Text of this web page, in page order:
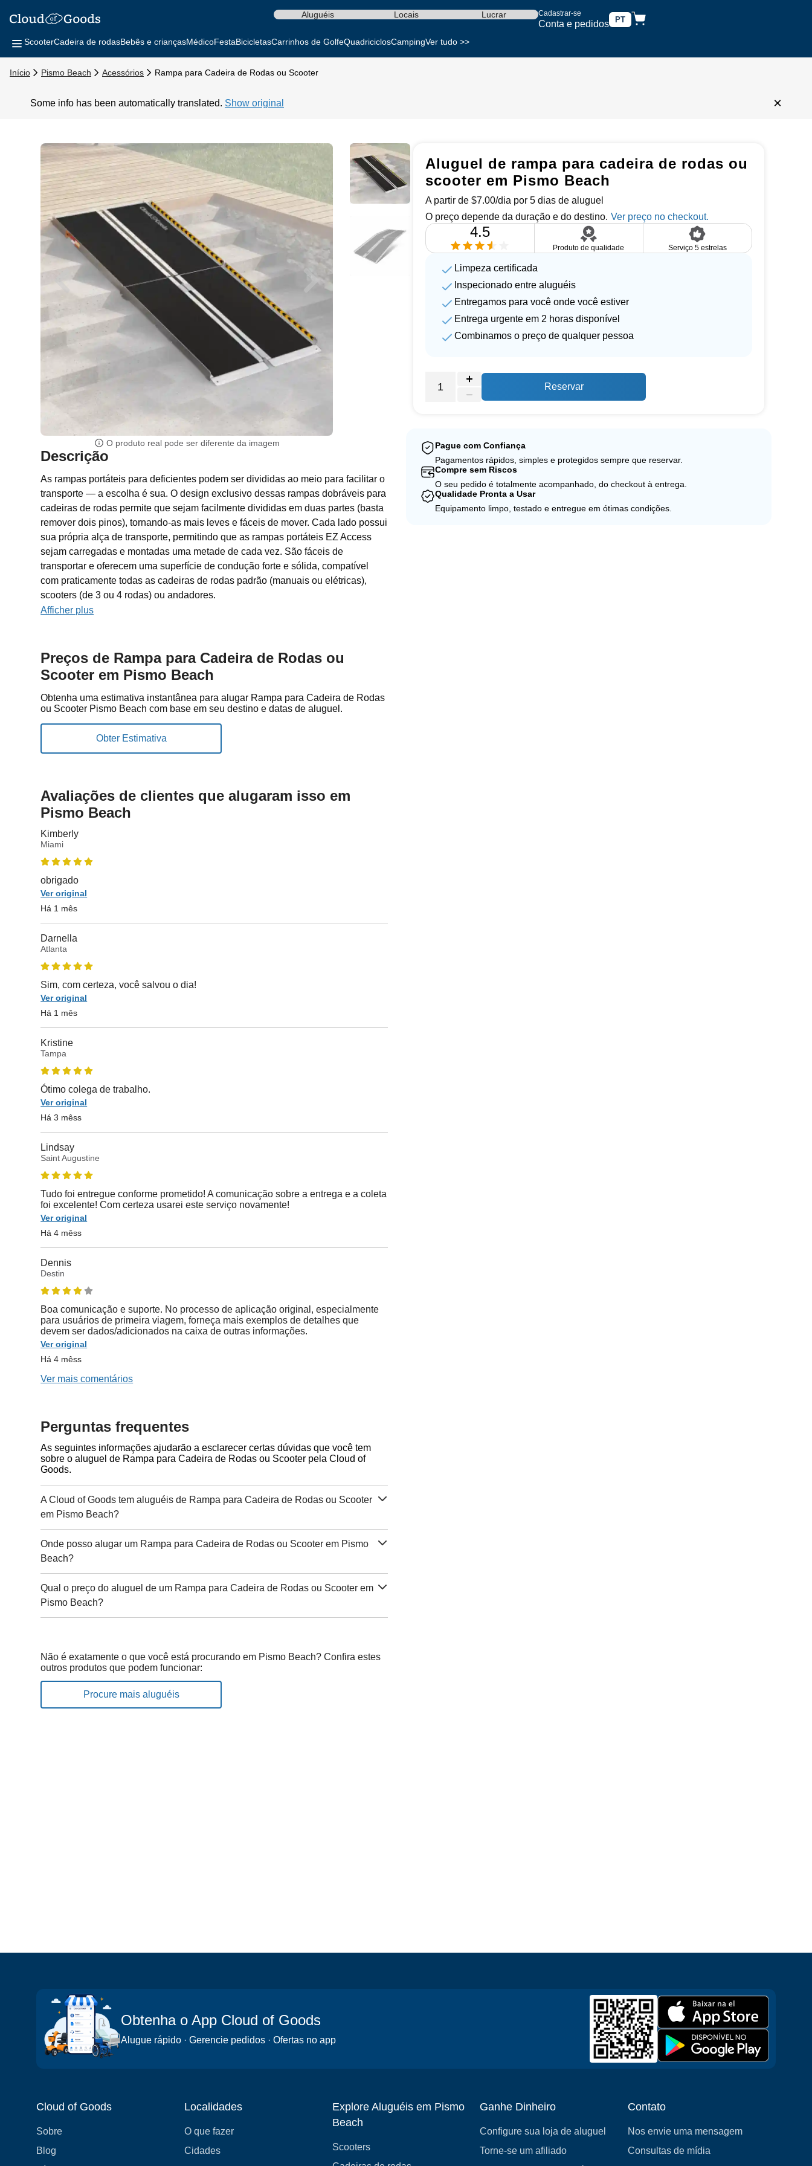
Cadastrar-se
Conta e pedidos PT
Aluguéis Locais Lucrar
ScooterCadeira de rodasBebês e criançasMédicoFestaBicicletasCarrinhos de GolfeQuadriciclosCampingVer tudo >>
Início Pismo Beach Acessórios Rampa para Cadeira de Rodas ou Scooter
Some info has been automatically translated. Show original ×
O produto real pode ser diferente da imagem
Descrição
As rampas portáteis para deficientes podem ser divididas ao meio para facilitar o
transporte — a escolha é sua. O design exclusivo dessas rampas dobráveis para
cadeiras de rodas permite que sejam facilmente divididas em duas partes (basta
remover dois pinos), tornando-as mais leves e fáceis de mover. Cada lado possui
sua própria alça de transporte, permitindo que as rampas portáteis EZ Access
sejam carregadas e montadas uma metade de cada vez. São fáceis de
transportar e oferecem uma superfície de condução forte e sólida, compatível
com praticamente todas as cadeiras de rodas padrão (manuais ou elétricas),
scooters (de 3 ou 4 rodas) ou andadores.
Afficher plus
Preços de Rampa para Cadeira de Rodas ou
Scooter em Pismo Beach
Obtenha uma estimativa instantânea para alugar Rampa para Cadeira de Rodas
ou Scooter Pismo Beach com base em seu destino e datas de aluguel.
Avaliações de clientes que alugaram isso em
Pismo Beach
Kimberly
Miami
obrigado
Ver original
Há 1 mês
Darnella
Atlanta
Sim, com certeza, você salvou o dia!
Ver original
Há 1 mês
Kristine
Tampa
Ótimo colega de trabalho.
Ver original
Há 3 mêss
Lindsay
Saint Augustine
Tudo foi entregue conforme prometido! A comunicação sobre a entrega e a coleta
foi excelente! Com certeza usarei este serviço novamente!
Ver original
Há 4 mêss
Dennis
Destin
Boa comunicação e suporte. No processo de aplicação original, especialmente
para usuários de primeira viagem, forneça mais exemplos de detalhes que
devem ser dados/adicionados na caixa de outras informações.
Ver original
Há 4 mêss
Ver mais comentários
Perguntas frequentes
As seguintes informações ajudarão a esclarecer certas dúvidas que você tem
sobre o aluguel de Rampa para Cadeira de Rodas ou Scooter pela Cloud of
Goods.
A Cloud of Goods tem aluguéis de Rampa para Cadeira de Rodas ou Scooter
em Pismo Beach?
Onde posso alugar um Rampa para Cadeira de Rodas ou Scooter em Pismo
Beach?
Qual o preço do aluguel de um Rampa para Cadeira de Rodas ou Scooter em
Pismo Beach?
Não é exatamente o que você está procurando em Pismo Beach? Confira estes
outros produtos que podem funcionar:
Procure mais aluguéis
Aluguel de rampa para cadeira de rodas ou
scooter em Pismo Beach
A partir de $7.00/dia por 5 dias de aluguel
O preço depende da duração e do destino.
4.5
Produto de qualidade Serviço 5 estrelas
Limpeza certificada
Inspecionado entre aluguéis
Entregamos para você onde você estiver
Entrega urgente em 2 horas disponível
Combinamos o preço de qualquer pessoa
Reservar
Pague com Confiança
Pagamentos rápidos, simples e protegidos sempre que reservar.
Compre sem Riscos
O seu pedido é totalmente acompanhado, do checkout à entrega.
Qualidade Pronta a Usar
Equipamento limpo, testado e entregue em ótimas condições.
Obtenha o App Cloud of Goods
Alugue rápido · Gerencie pedidos · Ofertas no app
Cloud of Goods
Sobre
Blog
Localidades
O que fazer
Cidades
Explore Aluguéis em Pismo
Beach
Scooters
Ganhe Dinheiro
Configure sua loja de aluguel
Torne-se um afiliado
Contato
Nos envie uma mensagem
Consultas de mídia